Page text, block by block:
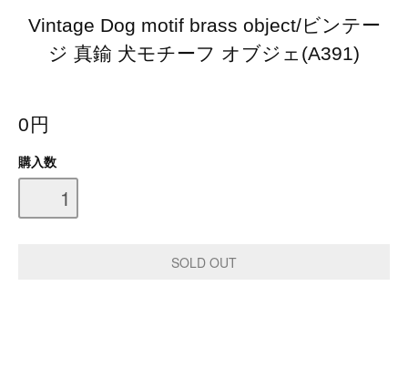
Vintage Dog motif brass object/ビンテー
ジ 真鍮 犬モチーフ オブジェ(A391)
0円
購入数